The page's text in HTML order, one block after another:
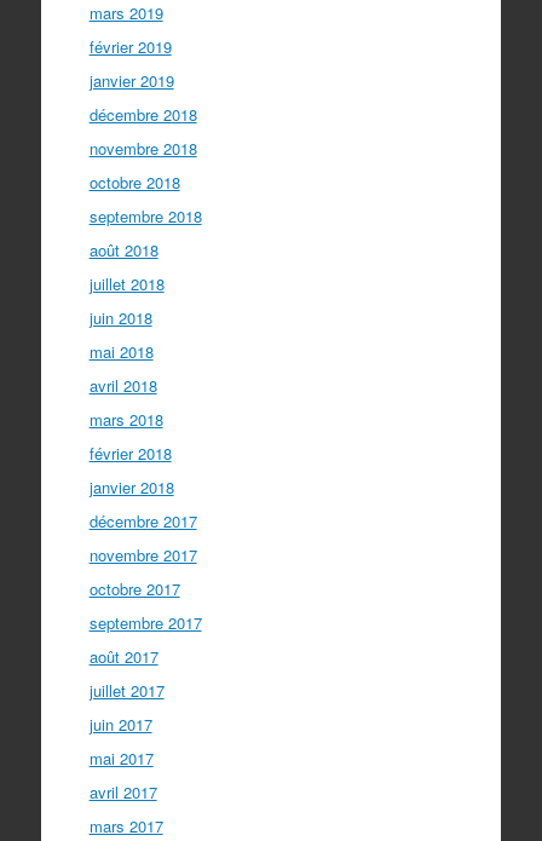
mars 2019
février 2019
janvier 2019
décembre 2018
novembre 2018
octobre 2018
septembre 2018
août 2018
juillet 2018
juin 2018
mai 2018
avril 2018
mars 2018
février 2018
janvier 2018
décembre 2017
novembre 2017
octobre 2017
septembre 2017
août 2017
juillet 2017
juin 2017
mai 2017
avril 2017
mars 2017